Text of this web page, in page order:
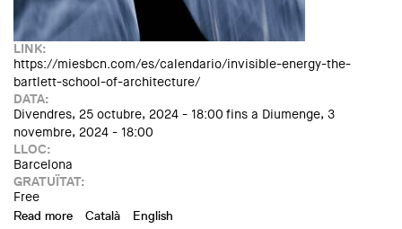
LINK:
https://miesbcn.com/es/calendario/invisible-energy-the-
bartlett-school-of-architecture/
DATA:
Divendres, 25 octubre, 2024 - 18:00 fins a Diumenge, 3
novembre, 2024 - 18:00
LLOC:
Barcelona
GRATUÏTAT:
Free
Read more about In(Visible) Energy | The Bartlett School of
Català English